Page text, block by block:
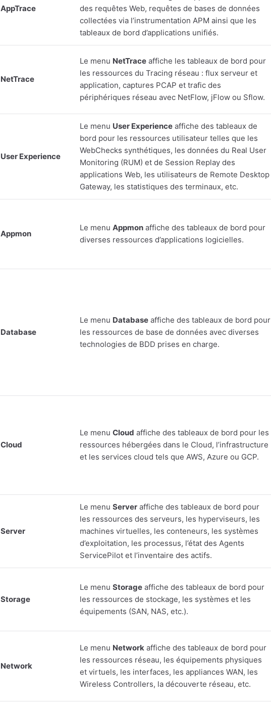
AppTrace
des requêtes Web, requêtes de bases de données
collectées via l’instrumentation APM ainsi que les
tableaux de bord d’applications unifiés.
NetTrace
Le menu NetTrace affiche les tableaux de bord pour
les ressources du Tracing réseau : flux serveur et
application, captures PCAP et trafic des
périphériques réseau avec NetFlow, jFlow ou Sflow.
User Experience
Le menu User Experience affiche des tableaux de
bord pour les ressources utilisateur telles que les
WebChecks synthétiques, les données du Real User
Monitoring (RUM) et de Session Replay des
applications Web, les utilisateurs de Remote Desktop
Gateway, les statistiques des terminaux, etc.
Appmon
Le menu Appmon affiche des tableaux de bord pour
diverses ressources d’applications logicielles.
Database
Le menu Database affiche des tableaux de bord pour
les ressources de base de données avec diverses
technologies de BDD prises en charge.
Cloud
Le menu Cloud affiche des tableaux de bord pour les
ressources hébergées dans le Cloud, l’infrastructure
et les services cloud tels que AWS, Azure ou GCP.
Server
Le menu Server affiche des tableaux de bord pour
les ressources des serveurs, les hyperviseurs, les
machines virtuelles, les conteneurs, les systèmes
d’exploitation, les processus, l’état des Agents
ServicePilot et l’inventaire des actifs.
Storage
Le menu Storage affiche des tableaux de bord pour
les ressources de stockage, les systèmes et les
équipements (SAN, NAS, etc.).
Network
Le menu Network affiche des tableaux de bord pour
les ressources réseau, les équipements physiques
et virtuels, les interfaces, les appliances WAN, les
Wireless Controllers, la découverte réseau, etc.